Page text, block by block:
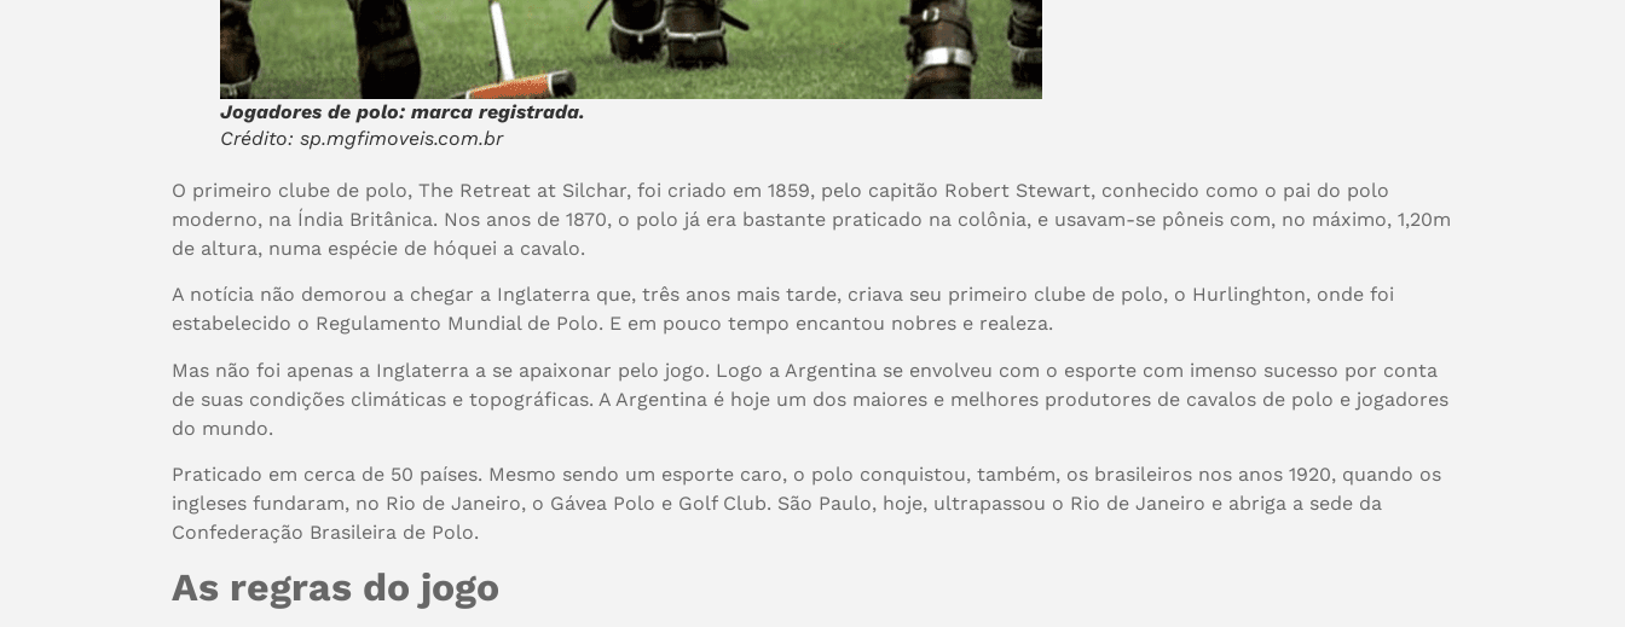
Jogadores de polo: marca registrada.
Crédito: sp.mgfimoveis.com.br
O primeiro clube de polo, The Retreat at Silchar, foi criado em 1859, pelo capitão Robert Stewart, conhecido como o pai do polo
moderno, na Índia Britânica. Nos anos de 1870, o polo já era bastante praticado na colônia, e usavam-se pôneis com, no máximo, 1,20m
de altura, numa espécie de hóquei a cavalo.
A notícia não demorou a chegar a Inglaterra que, três anos mais tarde, criava seu primeiro clube de polo, o Hurlinghton, onde foi
estabelecido o Regulamento Mundial de Polo. E em pouco tempo encantou nobres e realeza.
Mas não foi apenas a Inglaterra a se apaixonar pelo jogo. Logo a Argentina se envolveu com o esporte com imenso sucesso por conta
de suas condições climáticas e topográficas. A Argentina é hoje um dos maiores e melhores produtores de cavalos de polo e jogadores
do mundo.
Praticado em cerca de 50 países. Mesmo sendo um esporte caro, o polo conquistou, também, os brasileiros nos anos 1920, quando os
ingleses fundaram, no Rio de Janeiro, o Gávea Polo e Golf Club. São Paulo, hoje, ultrapassou o Rio de Janeiro e abriga a sede da
Confederação Brasileira de Polo.
As regras do jogo